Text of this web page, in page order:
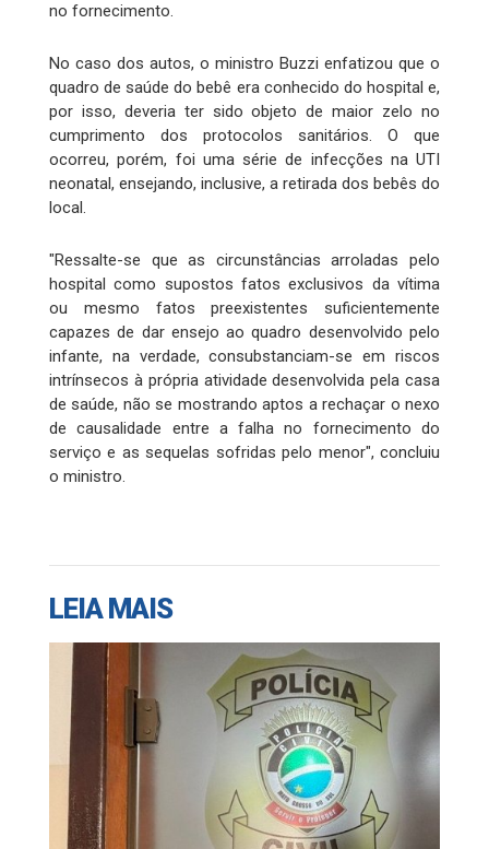
no fornecimento.
No caso dos autos, o ministro Buzzi enfatizou que o
quadro de saúde do bebê era conhecido do hospital e,
por isso, deveria ter sido objeto de maior zelo no
cumprimento dos protocolos sanitários. O que
ocorreu, porém, foi uma série de infecções na UTI
neonatal, ensejando, inclusive, a retirada dos bebês do
local.
"Ressalte-se que as circunstâncias arroladas pelo
hospital como supostos fatos exclusivos da vítima
ou mesmo fatos preexistentes suficientemente
capazes de dar ensejo ao quadro desenvolvido pelo
infante, na verdade, consubstanciam-se em riscos
intrínsecos à própria atividade desenvolvida pela casa
de saúde, não se mostrando aptos a rechaçar o nexo
de causalidade entre a falha no fornecimento do
serviço e as sequelas sofridas pelo menor", concluiu
o ministro.
LEIA MAIS